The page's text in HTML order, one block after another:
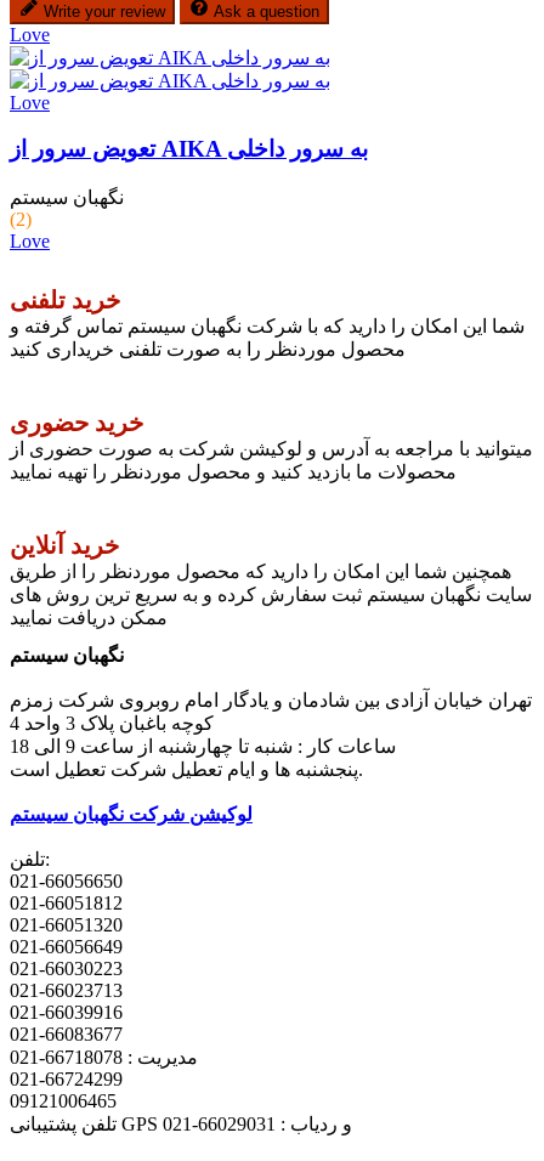
Write your review Ask a question
Love
Love
تعویض سرور از AIKA به سرور داخلی
نگهبان سیستم
(2)
Love
خرید تلفنی
شما این امکان را دارید که با شرکت نگهبان سیستم تماس گرفته و
محصول موردنظر را به صورت تلفنی خریداری کنید
خرید حضوری
میتوانید با مراجعه به آدرس و لوکیشن شرکت به صورت حضوری از
محصولات ما بازدید کنید و محصول موردنظر را تهیه نمایید
خرید آنلاین
همچنین شما این امکان را دارید که محصول موردنظر را از طریق
سایت نگهبان سیستم ثبت سفارش کرده و به سریع ترین روش های
ممکن دریافت نمایید
نگهبان سیستم
تهران خیابان آزادی بین شادمان و یادگار امام روبروی شرکت زمزم
کوچه باغبان پلاک 3 واحد 4
پنجشنبه ها و ایام تعطیل شرکت تعطیل است.
لوکیشن شرکت نگهبان سیستم
تلفن:
021-66056650
021-66051812
021-66051320
021-66056649
021-66030223
021-66023713
021-66039916
021-66083677
مدیریت : 66718078-021
021-66724299
09121006465
تلفن پشتیبانی GPS و ردیاب : 66029031-021